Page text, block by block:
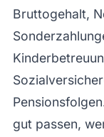
Bruttogehalt,
gut passen,